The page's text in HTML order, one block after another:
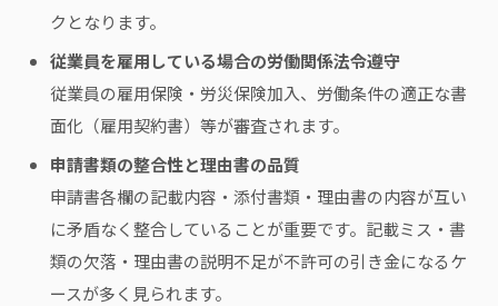
クとなります。
従業員を雇用している場合の労働関係法令遵守
従業員の雇用保険・労災保険加入、労働条件の適正な書
面化（雇用契約書）等が審査されます。
申請書類の整合性と理由書の品質
申請書各欄の記載内容・添付書類・理由書の内容が互い
に矛盾なく整合していることが重要です。記載ミス・書
類の欠落・理由書の説明不足が不許可の引き金になるケ
ースが多く見られます。